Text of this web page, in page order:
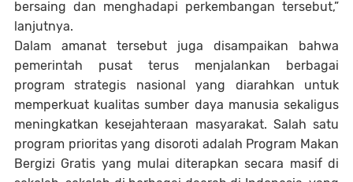
bersaing dan menghadapi perkembangan tersebut,”
lanjutnya.
Dalam amanat tersebut juga disampaikan bahwa
pemerintah pusat terus menjalankan berbagai
program strategis nasional yang diarahkan untuk
memperkuat kualitas sumber daya manusia sekaligus
meningkatkan kesejahteraan masyarakat. Salah satu
program prioritas yang disoroti adalah Program Makan
Bergizi Gratis yang mulai diterapkan secara masif di